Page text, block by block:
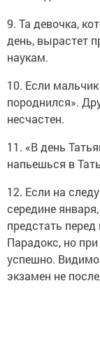
9. Та девочка,
день, вырастет
наукам.
10. Если
породнился».
несчастен.
11. «В день
напьешься в
12. Если на
середине
предстать
Парадокс, но
успешно.
экзамен не